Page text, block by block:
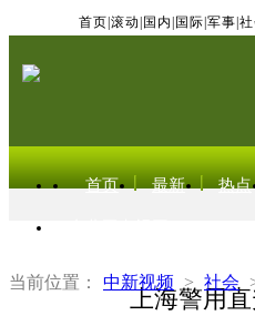
首页 滚动 国内 国际 军事
首页 最新 热点
当前位置： 中新视频 > 社会
上海警用